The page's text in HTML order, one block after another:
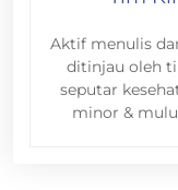
Aktif menulis
ditinjau oleh
seputar
minor &